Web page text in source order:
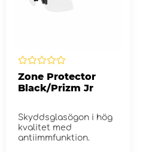
Zone Protector
Black/Prizm Jr
Skyddsglasögon i hög
kvalitet med
antiimmfunktion.